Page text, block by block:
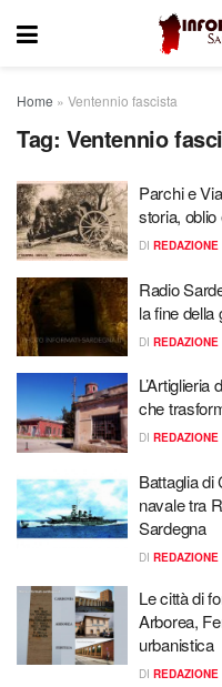
Home » Ventennio fascista
Tag: Ventennio
Parchi e
storia,
DI REDAZIONE
Radio
la fine della
DI REDAZIONE
che
DI REDAZIONE
Battaglia di
navale tra
Sardegna
DI REDAZIONE
Le città di
Arborea,
urbanistica
DI REDAZIONE